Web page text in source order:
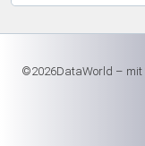
Hauptmerkmale
- Maximale
- USB-C (20W) und
- QuickCharge 3.0
- Schutz vor
©2026DataWorld – mit